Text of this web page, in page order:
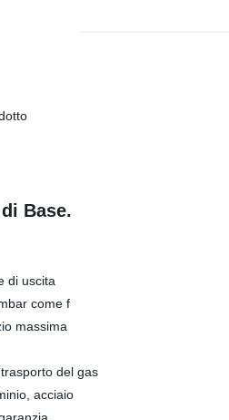
Base.
di uscita
come f
massima
del gas
acciaio